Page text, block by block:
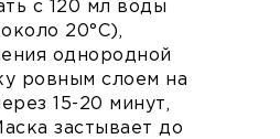
с 120 мл воды
20°С),
однородной
ровным слоем на
15-20 минут,
застывает до